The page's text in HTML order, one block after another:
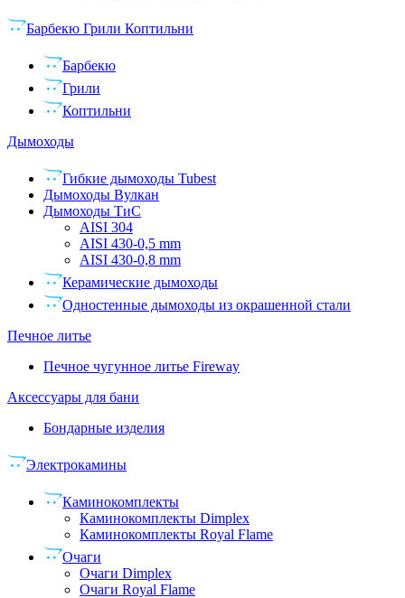
Барбекю Грили Коптильни
Барбекю
Грили
Коптильни
Дымоходы
Гибкие дымоходы Tubest
Дымоходы Вулкан
Дымоходы ТиС
AISI 304
AISI 430-0,5 mm
AISI 430-0,8 mm
Керамические дымоходы
Одностенные дымоходы из окрашенной стали
Печное литье
Печное чугунное литье Fireway
Аксессуары для бани
Бондарные изделия
Электрокамины
Каминокомплекты
Каминокомплекты Dimplex
Каминокомплекты Royal Flame
Очаги
Очаги Dimplex
Очаги Royal Flame